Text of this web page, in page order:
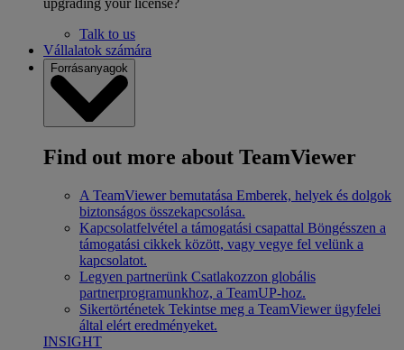
upgrading your license?
Talk to us
Vállalatok számára
Forrásanyagok
Find out more about TeamViewer
A TeamViewer bemutatása Emberek, helyek és dolgok
biztonságos összekapcsolása.
Kapcsolatfelvétel a támogatási csapattal Böngésszen a
támogatási cikkek között, vagy vegye fel velünk a
kapcsolatot.
Legyen partnerünk Csatlakozzon globális
partnerprogramunkhoz, a TeamUP-hoz.
Sikertörténetek Tekintse meg a TeamViewer ügyfelei
által elért eredményeket.
INSIGHT